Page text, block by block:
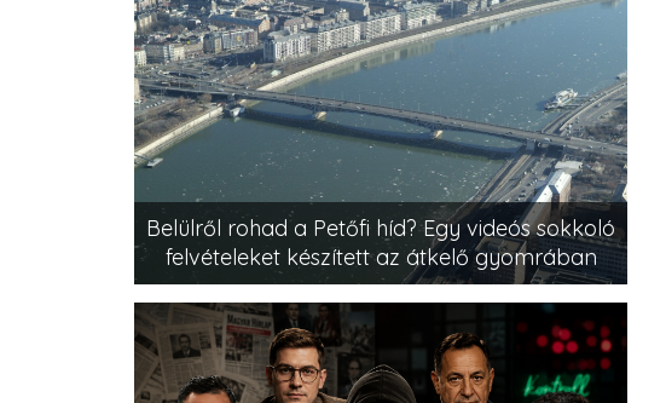
Belülről rohad a Petőfi híd? Egy videós sokkoló
felvételeket készített az átkelő gyomrában